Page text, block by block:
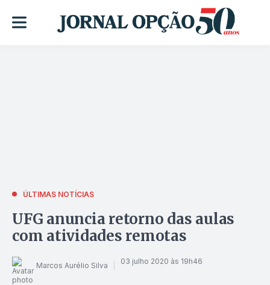
ÚLTIMAS NOTÍCIAS
UFG anuncia retorno das aulas
com atividades remotas
Marcos Aurélio Silva 03 julho 2020 às 19h46